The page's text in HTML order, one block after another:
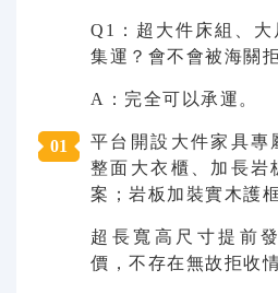
01
Q1：超大件床組、
集運？會不會被海關
A：完全可以承運。
平台開設大件家具專
整面大衣櫃、加長岩
案；岩板加裝實木護
超長寬高尺寸提前
價，不存在無故拒收情